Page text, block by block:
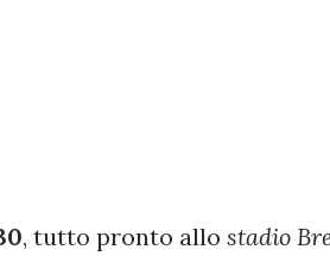
, tutto pronto allo stadio